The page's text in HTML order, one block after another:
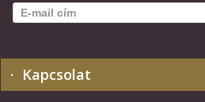
Kapcsolat